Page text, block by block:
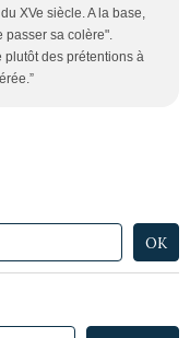
XVe siècle. A la base,
passer sa colère".
plutôt des prétentions à